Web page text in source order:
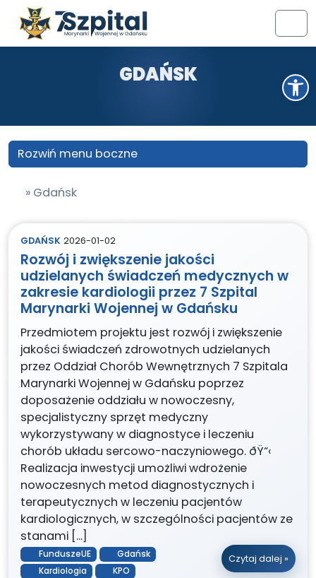
Otwórz pasek narzędzi
Przejdź do treści
Przejdź do stopki
GDAŃSK
» Gdańsk
GDAŃSK 2026-01-02
Rozwój i zwiększenie jakości
udzielanych świadczeń medycznych w
zakresie kardiologii przez 7 Szpital
Marynarki Wojennej w Gdańsku
Przedmiotem projektu jest rozwój i zwiększenie
jakości świadczeń zdrowotnych udzielanych
przez Oddział Chorób Wewnętrznych 7 Szpitala
Marynarki Wojennej w Gdańsku poprzez
doposażenie oddziału w nowoczesny,
specjalistyczny sprzęt medyczny
wykorzystywany w diagnostyce i leczeniu
chorób układu sercowo-naczyniowego. ðŸ“‹
Realizacja inwestycji umożliwi wdrożenie
nowoczesnych metod diagnostycznych i
terapeutycznych w leczeniu pacjentów
kardiologicznych, w szczególności pacjentów ze
stanami […]
Czytaj dalej »
FunduszeUE
Gdańsk
Kardiologia
KPO
Rozwiń menu boczne